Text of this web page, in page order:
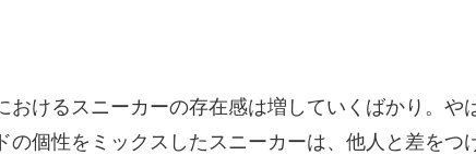
けるスニーカーの存在感は増していくばかり。や
個性をミックスしたスニーカーは、他人と差をつ